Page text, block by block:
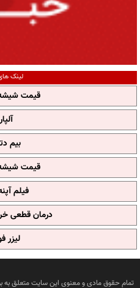
لینک
قیمت
بیم
قیمت
فیلم
درمان قطعی
لیزر
تمام حقوق مادی و معنوی این سایت متعلق به